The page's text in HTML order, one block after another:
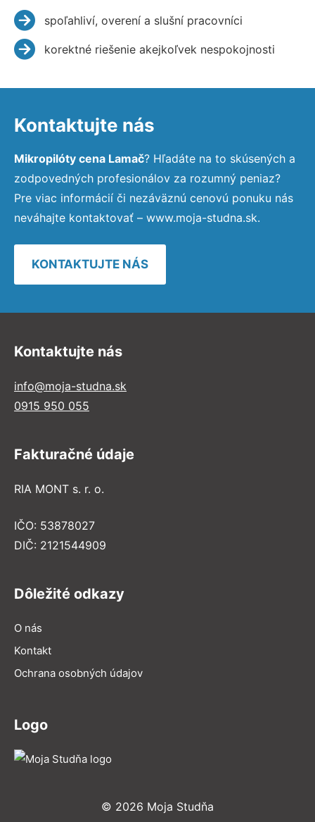
spoľahliví, overení a slušní pracovníci
korektné riešenie akejkoľvek nespokojnosti
Kontaktujte nás
Mikropilóty cena Lamač? Hľadáte na to skúsených a
zodpovedných profesionálov za rozumný peniaz?
Pre viac informácií či nezáväznú cenovú ponuku nás
neváhajte kontaktovať – www.moja-studna.sk.
KONTAKTUJTE NÁS
Kontaktujte nás
info@moja-studna.sk
0915 950 055
Fakturačné údaje
RIA MONT s. r. o.
IČO: 53878027
DIČ: 2121544909
Dôležité odkazy
O nás
Kontakt
Ochrana osobných údajov
Logo
© 2026 Moja Studňa